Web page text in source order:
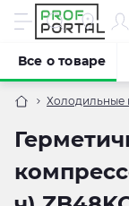
Холодильные
Все о товаре